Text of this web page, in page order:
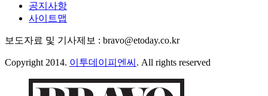
공지사항
사이트맵
보도자료 및 기사제보 : bravo@etoday.co.kr
Copyright 2014. 이투데이피엔씨 . All rights reserved